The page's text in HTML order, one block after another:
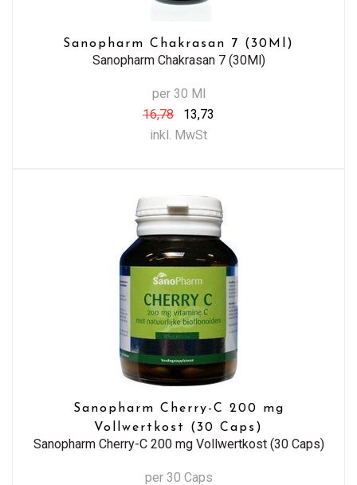
Sanopharm Chakrasan 7 (30Ml)
Sanopharm Chakrasan 7 (30Ml)
per 30 Ml
16,78
13,73
inkl. MwSt
Sanopharm Cherry-C 200 mg
Vollwertkost (30 Caps)
Sanopharm Cherry-C 200 mg Vollwertkost (30 Caps)
per 30 Caps